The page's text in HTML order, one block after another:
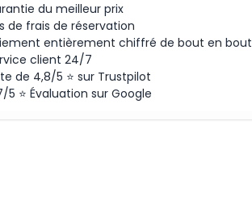
du meilleur prix
de frais de réservation
entièrement chiffré de bout en bout
client 24/7
de 4,8/5 ⭐ sur Trustpilot
5 ⭐ Évaluation sur Google